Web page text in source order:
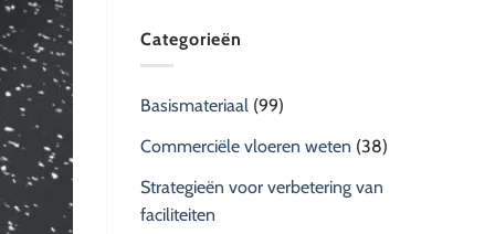
Categorieën
Basismateriaal (99)
Commerciële vloeren weten (38)
Strategieën voor verbetering van
faciliteiten